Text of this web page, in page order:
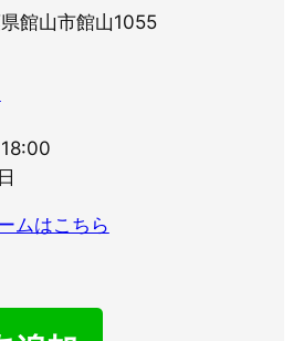
館山市館山1055
ムはこちら